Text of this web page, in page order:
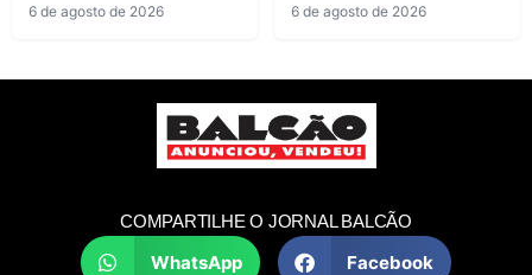
6 de agosto de 2026 6 de agosto de 2026
COMPARTILHE O JORNAL BALCÃO
WhatsApp Facebook